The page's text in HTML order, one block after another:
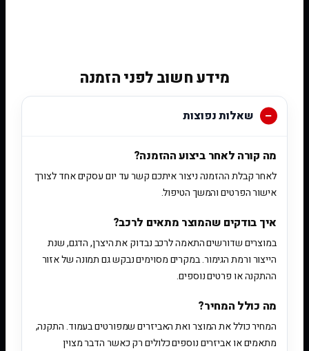
מידע חשוב לפני הזמנה
שאלות נפוצות
מה קורה לאחר ביצוע ההזמנה?
לאחר קבלת ההזמנה ניצור איתכם קשר עד יום עסקים אחד לצורך
אישור הפרטים והמשך הטיפול.
איך בודקים שהמוצר מתאים לרכב?
במוצרים שדורשים התאמה לרכב נבדוק את היצרן, הדגם, שנת
הייצור ורמת הגימור. במקרים מסוימים נבקש גם תמונה של אזור
ההתקנה או פרטים נוספים.
מה כולל המחיר?
המחיר כולל את המוצר ואת האביזרים שמפורטים בעמוד. התקנה,
מתאמים או אביזרים נוספים כלולים רק כאשר הדבר מצוין